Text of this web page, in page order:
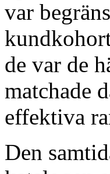
var
de var de
matchade
effektiva
Den